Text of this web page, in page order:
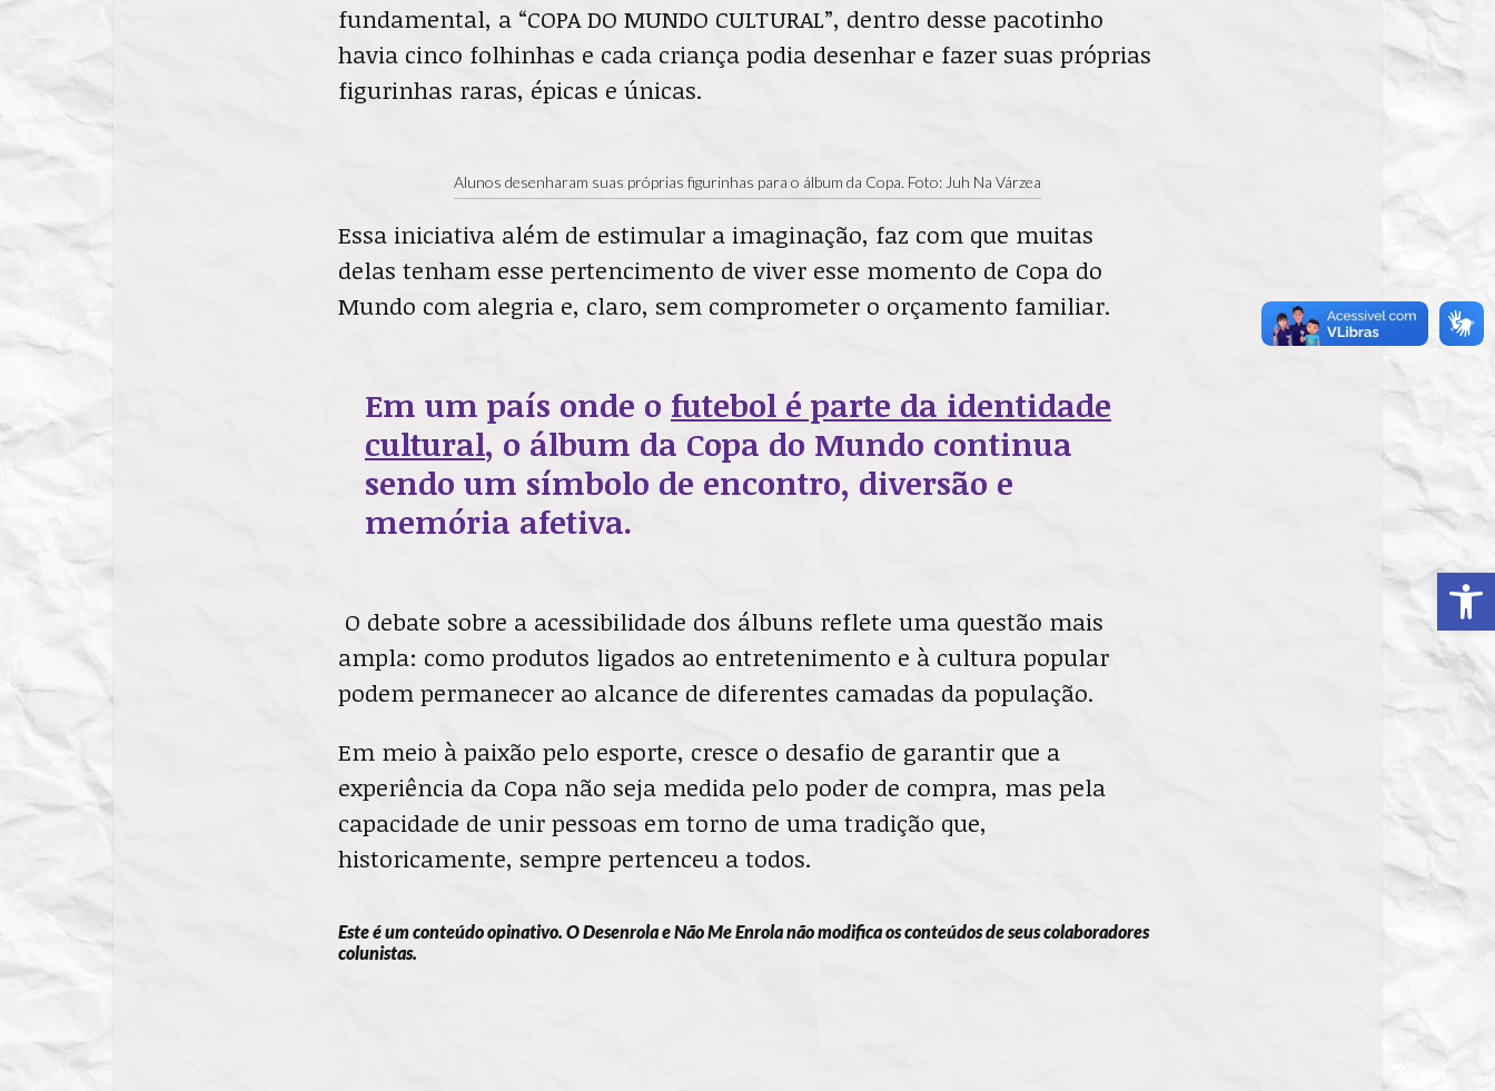
fundamental, a “COPA DO MUNDO CULTURAL”, dentro desse pacotinho
havia cinco folhinhas e cada criança podia desenhar e fazer suas próprias
figurinhas raras, épicas e únicas.
Alunos desenharam suas próprias figurinhas para o álbum da Copa. Foto: Juh Na Várzea
Essa iniciativa além de estimular a imaginação, faz com que muitas
delas tenham esse pertencimento de viver esse momento de Copa do
Mundo com alegria e, claro, sem comprometer o orçamento familiar.
Em um país onde o futebol é parte da identidade
cultural, o álbum da Copa do Mundo continua
sendo um símbolo de encontro, diversão e
memória afetiva.
O debate sobre a acessibilidade dos álbuns reflete uma questão mais
ampla: como produtos ligados ao entretenimento e à cultura popular
podem permanecer ao alcance de diferentes camadas da população.
Em meio à paixão pelo esporte, cresce o desafio de garantir que a
experiência da Copa não seja medida pelo poder de compra, mas pela
capacidade de unir pessoas em torno de uma tradição que,
historicamente, sempre pertenceu a todos.
Este é um conteúdo opinativo. O Desenrola e Não Me Enrola não modifica os conteúdos de seus colaboradores
colunistas.